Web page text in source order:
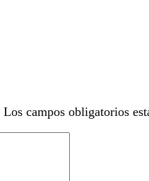
Los campos obligatorios